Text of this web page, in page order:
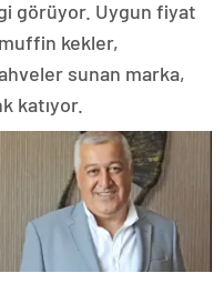
görüyor. Uygun fiyat
kekler,
sunan marka,
katıyor.